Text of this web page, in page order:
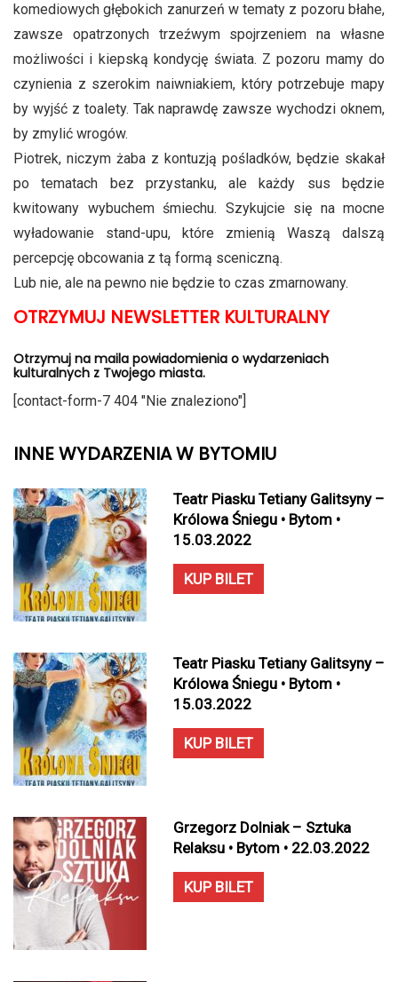
komediowych głębokich zanurzeń w tematy z pozoru błahe,
zawsze opatrzonych trzeźwym spojrzeniem na własne
możliwości i kiepską kondycję świata. Z pozoru mamy do
czynienia z szerokim naiwniakiem, który potrzebuje mapy
by wyjść z toalety. Tak naprawdę zawsze wychodzi oknem,
by zmylić wrogów.
Piotrek, niczym żaba z kontuzją pośladków, będzie skakał
po tematach bez przystanku, ale każdy sus będzie
kwitowany wybuchem śmiechu. Szykujcie się na mocne
wyładowanie stand-upu, które zmienią Waszą dalszą
percepcję obcowania z tą formą sceniczną.
Lub nie, ale na pewno nie będzie to czas zmarnowany.
OTRZYMUJ NEWSLETTER KULTURALNY
Otrzymuj na maila powiadomienia o wydarzeniach
kulturalnych z Twojego miasta.
[contact-form-7 404 "Nie znaleziono"]
INNE WYDARZENIA W BYTOMIU
Teatr Piasku Tetiany Galitsyny –
Królowa Śniegu • Bytom •
15.03.2022
KUP BILET
Teatr Piasku Tetiany Galitsyny –
Królowa Śniegu • Bytom •
15.03.2022
KUP BILET
Grzegorz Dolniak – Sztuka
Relaksu • Bytom • 22.03.2022
KUP BILET